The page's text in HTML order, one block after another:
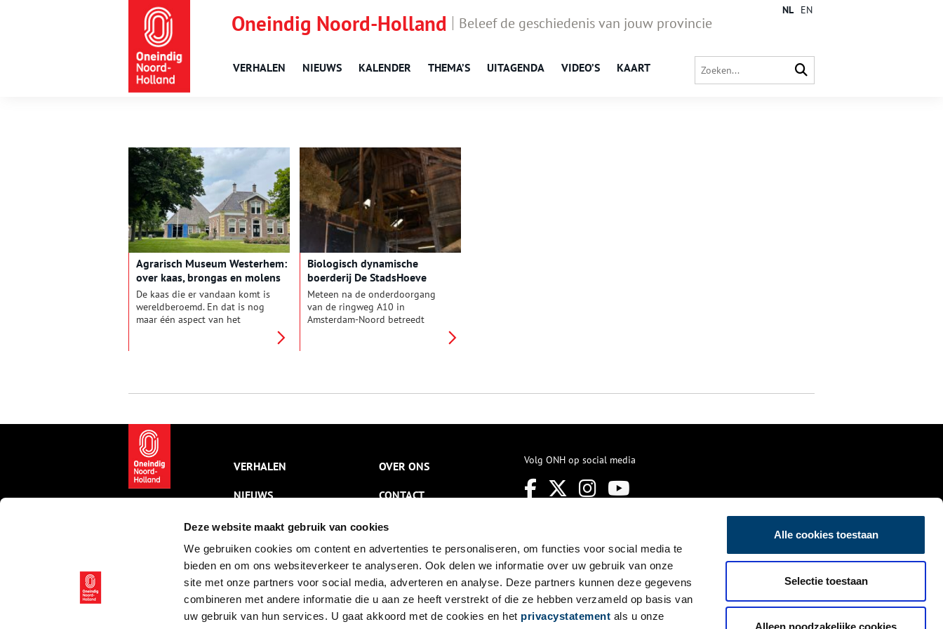
Deze website maakt gebruik van cookies
We gebruiken cookies om content en advertenties te personaliseren, om functies voor social media te
bieden en om ons websiteverkeer te analyseren. Ook delen we informatie over uw gebruik van onze
site met onze partners voor social media, adverteren en analyse. Deze partners kunnen deze gegevens
combineren met andere informatie die u aan ze heeft verstrekt of die ze hebben verzameld op basis van
uw gebruik van hun services. U gaat akkoord met de cookies en het privacystatement als u onze
Alle cookies toestaan
Selectie toestaan
Alleen noodzakelijke cookies
Oneindig Noord-Holland Beleef de geschiedenis van jouw provincie
VERHALEN NIEUWS KALENDER THEMA’S UITAGENDA VIDEO’S KAART
NL EN
Agrarisch Museum Westerhem:
over kaas, brongas en molens
De kaas die er vandaan komt is
wereldberoemd. En dat is nog
maar één aspect van het
Biologisch dynamische
boerderij De StadsHoeve
Meteen na de onderdoorgang
van de ringweg A10 in
Amsterdam-Noord betreedt
stolpboerderij stamt uit
naar gestreefd met een
werken, waardoor de boerderij
kan zijn. Het tempo van de
natuur is maatgevend, geduld
en ijver de vereiste
werkmethoden van de boer. De
StadsHoeve is meer dan alleen
een boerenbedrijf. Het biedt
onderdak aan een
kinderdagverblijf en organiseert
activiteiten voor het hele gezin.
VERHALEN
NIEUWS
KALENDER
THEMA’S
ACTIVITEITEN
VIDEO’S
OVER ONS
CONTACT
NIEUWSBRIEF
DISCLAIMER
PRIVACY
TOEGANKELIJKHEID
Volg ONH op social media